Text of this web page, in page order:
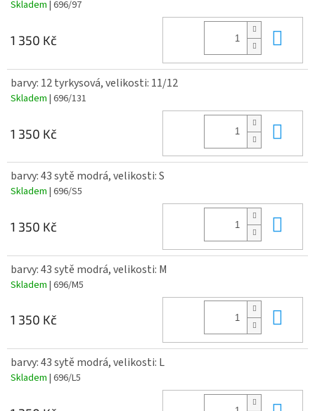
Skladem | 696/97
1 350 Kč
barvy: 12 tyrkysová, velikosti: 11/12
Skladem | 696/131
1 350 Kč
barvy: 43 sytě modrá, velikosti: S
Skladem | 696/S5
1 350 Kč
barvy: 43 sytě modrá, velikosti: M
Skladem | 696/M5
1 350 Kč
barvy: 43 sytě modrá, velikosti: L
Skladem | 696/L5